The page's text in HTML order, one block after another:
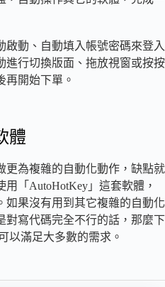
動、自動填入帳號密碼來登入
進行切換版面、拖放視窗或按按
再開始下單。
體
更為複雜的自動化動作，缺點就
「AutoHotKey」這套軟體，
如果沒有用到其它複雜的自動化
對寫代碼完全不行的話，那麼下
以滿足大多數的需求。